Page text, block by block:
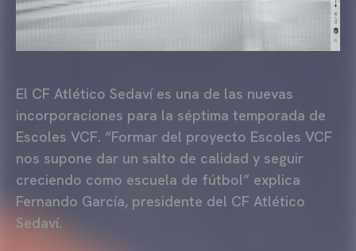
El CF Atlético Sedaví es una de las nuevas
incorporaciones para la séptima temporada de
Escoles VCF. “Formar del proyecto Escoles VCF
nos supone dar un salto de calidad y seguir
creciendo como escuela de fútbol” explica
Fernando García, presidente del CF Atlético
Sedaví.